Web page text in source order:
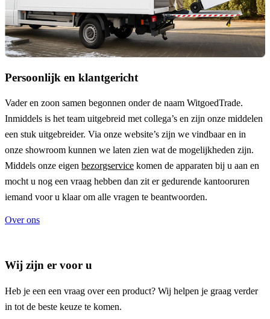
Persoonlijk en klantgericht
Vader en zoon samen begonnen onder de naam WitgoedTrade.
Inmiddels is het team uitgebreid met collega’s en zijn onze middelen
een stuk uitgebreider. Via onze website’s zijn we vindbaar en in
onze showroom kunnen we laten zien wat de mogelijkheden zijn.
Middels onze eigen bezorgservice komen de apparaten bij u aan en
mocht u nog een vraag hebben dan zit er gedurende kantooruren
iemand voor u klaar om alle vragen te beantwoorden.
Over ons
Wij zijn er voor u
Heb je een een vraag over een product? Wij helpen je graag verder
in tot de beste keuze te komen.